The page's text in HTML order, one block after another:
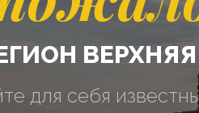
для себя